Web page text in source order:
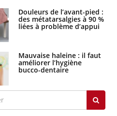
Douleurs de l’avant-pied :
des métatarsalgies à 90 %
liées à problème d’appui
Mauvaise haleine : il faut
améliorer l’hygiène
bucco-dentaire